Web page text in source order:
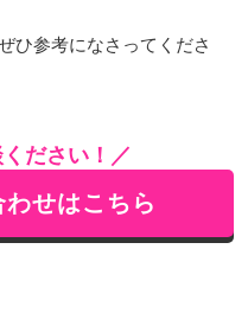
ひ参考になさってくださ
ださい！／
せはこちら